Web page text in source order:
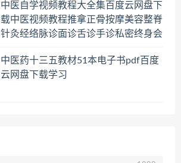
中医自学视频教程大全集百度云网盘下
载中医视频教程推拿正骨按摩美容整脊
针灸经络脉诊面诊舌诊手诊私密终身会
中医药十三五教材51本电子书pdf百度
云网盘下载学习